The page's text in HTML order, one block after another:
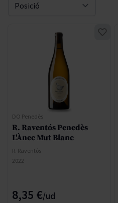
Sort By
DO Penedès
R. Raventós Penedès
L'Ànec Mut Blanc
R. Raventós
2022
8,35 €